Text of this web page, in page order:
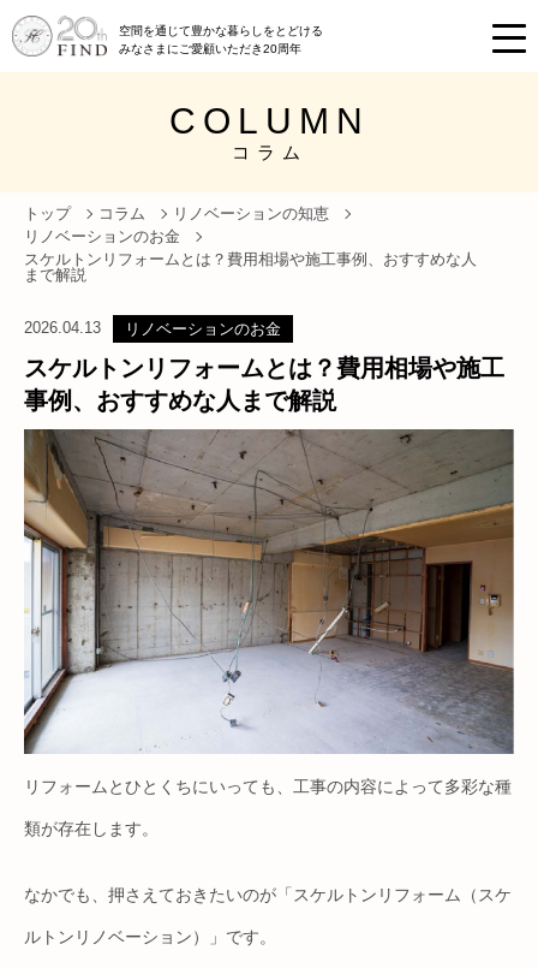
空間を通じて豊かな暮らしをとどける
みなさまにご愛顧いただき20周年
COLUMN
コラム
トップ コラム
リノベーションの知恵
リノベーションのお金
スケルトンリフォームとは？費用相場や施工事例、おすすめな人
まで解説
2026.04.13 リノベーションのお金
スケルトンリフォームとは？費用相場や施工
事例、おすすめな人まで解説
リフォームとひとくちにいっても、工事の内容によって多彩な種
類が存在します。
なかでも、押さえておきたいのが「スケルトンリフォーム（スケ
ルトンリノベーション）」です。